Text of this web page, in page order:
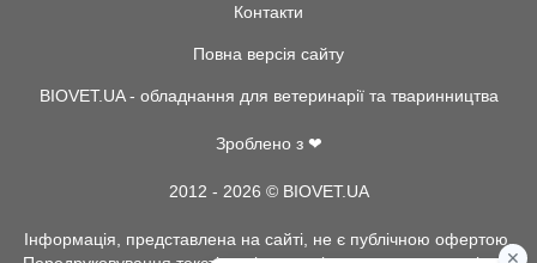
Контакти
Повна версія сайту
BIOVET.UA - обладнання для ветеринарії та тваринництва
Зроблено з ❤
2012 - 2026 © BIOVET.UA
Інформація, представлена на сайті, не є публічною офертою.